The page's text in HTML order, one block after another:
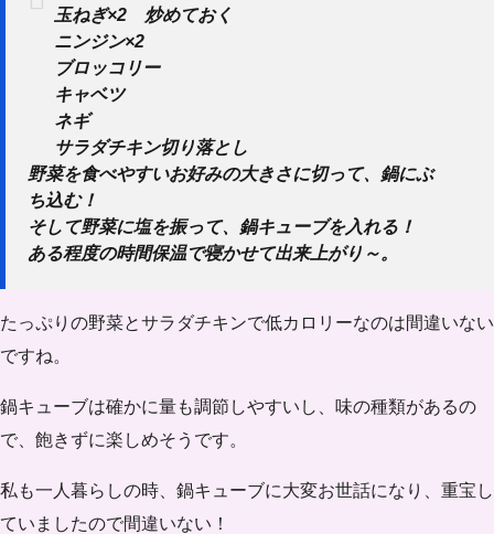
玉ねぎ×2 炒めておく
ニンジン×2
ブロッコリー
キャベツ
ネギ
サラダチキン切り落とし
野菜を食べやすいお好みの大きさに切って、鍋にぶ
ち込む！
そして野菜に塩を振って、鍋キューブを入れる！
ある程度の時間保温で寝かせて出来上がり～。
たっぷりの野菜とサラダチキンで低カロリーなのは間違いない
ですね。
鍋キューブは確かに量も調節しやすいし、 味の種類があるの
で、飽きずに楽しめそうです。
私も一人暮らしの時、鍋キューブに大変お世話になり、重宝し
ていましたので間違いない！